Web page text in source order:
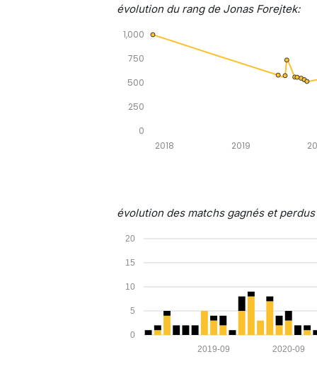
évolution du rang de Jonas Forejtek:
0
250
500
750
1,000
2019
2018
évolution des matchs gagnés et
0
5
10
15
20
2020-09
2019-09